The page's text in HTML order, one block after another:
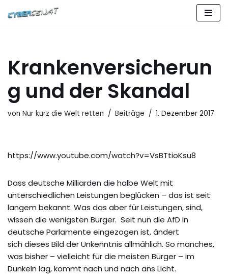
Krankenversicherun
g und der Skandal
von Nur kurz die Welt retten Beiträge 1. Dezember 2017
https://www.youtube.com/watch?v=VsBTtioKsu8
Dass deutsche Milliarden die halbe Welt mit
unterschiedlichen Leistungen beglücken – das ist seit
langem bekannt. Was das aber für Leistungen, sind,
wissen die wenigsten Bürger. Seit nun die AfD in
deutsche Parlamente eingezogen ist, ändert
sich dieses Bild der Unkenntnis allmählich. So manches,
was bisher – vielleicht für die meisten Bürger – im
Dunkeln lag, kommt nach und nach ans Licht.